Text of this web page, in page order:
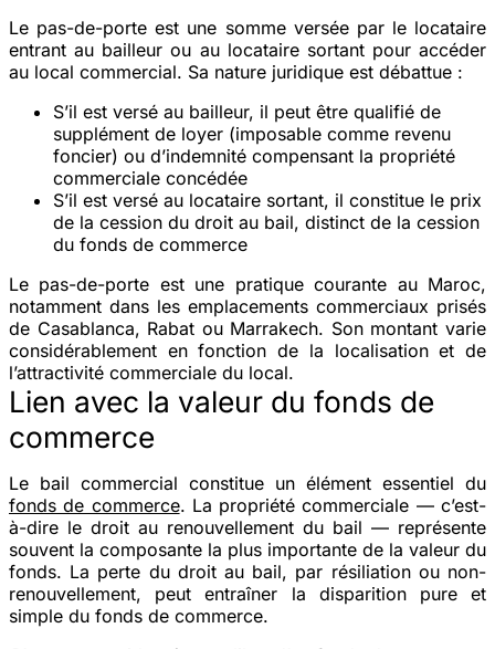
Le pas-de-porte est une somme versée par le locataire
entrant au bailleur ou au locataire sortant pour accéder
au local commercial. Sa nature juridique est débattue :
S’il est versé au bailleur, il peut être qualifié de
supplément de loyer (imposable comme revenu
foncier) ou d’indemnité compensant la propriété
commerciale concédée
S’il est versé au locataire sortant, il constitue le prix
de la cession du droit au bail, distinct de la cession
du fonds de commerce
Le pas-de-porte est une pratique courante au Maroc,
notamment dans les emplacements commerciaux prisés
de Casablanca, Rabat ou Marrakech. Son montant varie
considérablement en fonction de la localisation et de
l’attractivité commerciale du local.
Lien avec la valeur du fonds de
commerce
Le bail commercial constitue un élément essentiel du
fonds de commerce. La propriété commerciale — c’est-
à-dire le droit au renouvellement du bail — représente
souvent la composante la plus importante de la valeur du
fonds. La perte du droit au bail, par résiliation ou non-
renouvellement, peut entraîner la disparition pure et
simple du fonds de commerce.